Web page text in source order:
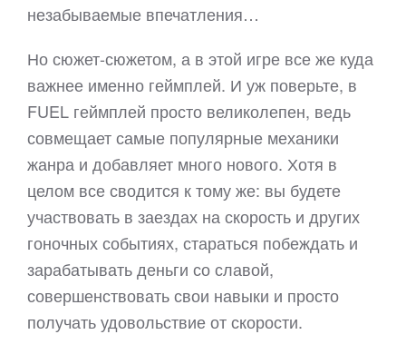
незабываемые впечатления…
Но сюжет-сюжетом, а в этой игре все же куда
важнее именно геймплей. И уж поверьте, в
FUEL геймплей просто великолепен, ведь
совмещает самые популярные механики
жанра и добавляет много нового. Хотя в
целом все сводится к тому же: вы будете
участвовать в заездах на скорость и других
гоночных событиях, стараться побеждать и
зарабатывать деньги со славой,
совершенствовать свои навыки и просто
получать удовольствие от скорости.